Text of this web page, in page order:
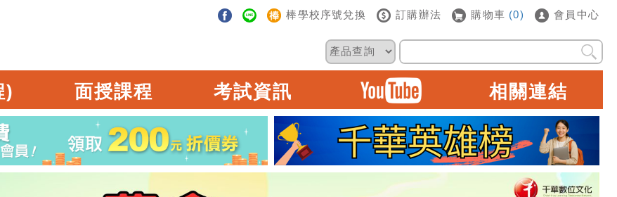
棒學校序號兌換 訂購辦法 購物車 (0) 會員中心
) 面授課程 考試資訊 相關連結